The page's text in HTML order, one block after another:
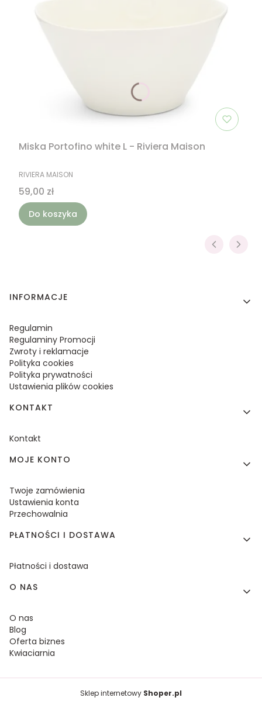
Miska Portofino white L - Riviera Maison
PRODUCENT
RIVIERA MAISON
Cena
59,00 zł
Do koszyka
Linki w stopce
INFORMACJE
Regulamin
Regulaminy Promocji
Zwroty i reklamacje
Polityka cookies
Polityka prywatności
Ustawienia plików cookies
KONTAKT
Kontakt
MOJE KONTO
Twoje zamówienia
Ustawienia konta
Przechowalnia
PŁATNOŚCI I DOSTAWA
Płatności i dostawa
O NAS
O nas
Blog
Oferta biznes
Kwiaciarnia
Sklep internetowy Shoper.pl